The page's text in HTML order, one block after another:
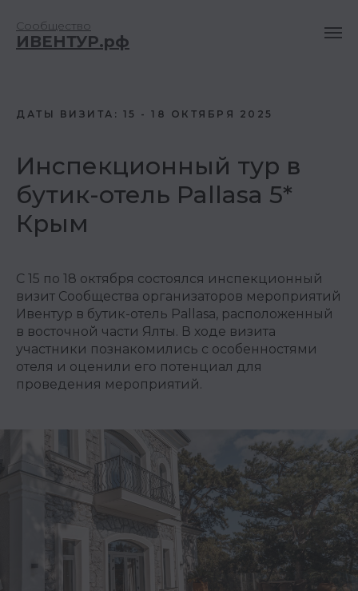
Сообщество
ИВЕНТУР.рф
ДАТЫ ВИЗИТА: 15 - 18 ОКТЯБРЯ 2025
Инспекционный тур в
бутик-отель Pallasa 5*
Крым
С 15 по 18 октября состоялся инспекционный
визит Сообщества организаторов мероприятий
Ивентур в бутик-отель Pallasa, расположенный
в восточной части Ялты. В ходе визита
участники познакомились с особенностями
отеля и оценили его потенциал для
проведения мероприятий.